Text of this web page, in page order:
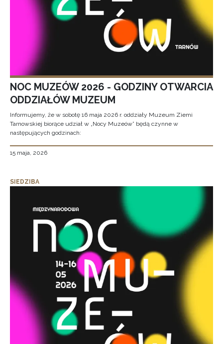
NOC MUZEÓW 2026 - GODZINY OTWARCIA
ODDZIAŁÓW MUZEUM
Informujemy, że w sobotę 16 maja 2026 r. oddziały Muzeum Ziemi
Tarnowskiej biorące udział w „Nocy Muzeów” będą czynne w
następujących godzinach:
15 maja, 2026
SIEDZIBA